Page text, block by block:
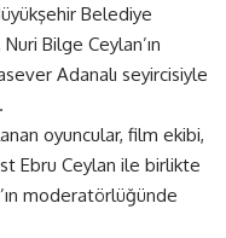
Belediye
Bilge Ceylan’ın
Adanalı seyircisiyle
oyuncular, film ekibi,
Ebru Ceylan ile birlikte
moderatörlüğünde